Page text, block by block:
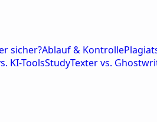
sicher?Ablauf & Kontrolle
KI-ToolsStudyTexter vs.